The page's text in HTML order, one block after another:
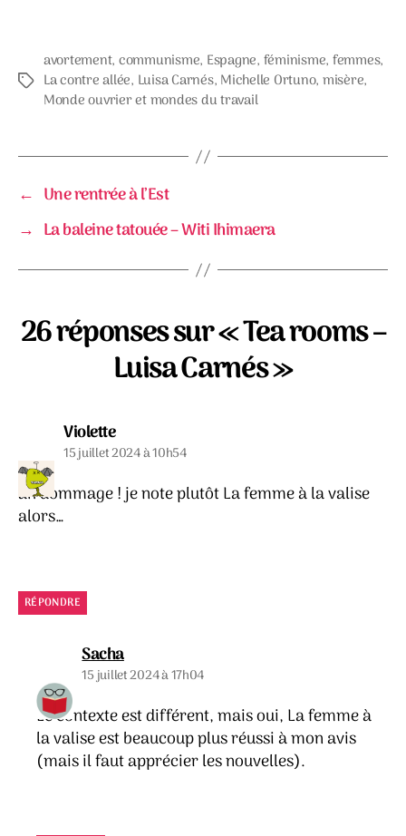
Étiquettes
avortement, communisme, Espagne, féminisme, femmes,
La contre allée, Luisa Carnés, Michelle Ortuno, misère,
Monde ouvrier et mondes du travail
← Une rentrée à l’Est
→ La baleine tatouée – Witi Ihimaera
26 réponses sur « Tea rooms –
Luisa Carnés »
Violettedit :
15 juillet 2024 à 10h54
ah dommage ! je note plutôt La femme à la valise
alors…
RÉPONDRE
Sachadit :
15 juillet 2024 à 17h04
Le contexte est différent, mais oui, La femme à
la valise est beaucoup plus réussi à mon avis
(mais il faut apprécier les nouvelles).